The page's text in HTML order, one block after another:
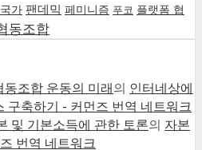
가 팬데믹 페미니즘 푸코 플랫폼 협
동조합
조합 운동의 미래의 인터네상에
구축하기 - 커먼즈 번역 네트워크
및 기본소득에 관한 토론의 자본
번역 네트워크